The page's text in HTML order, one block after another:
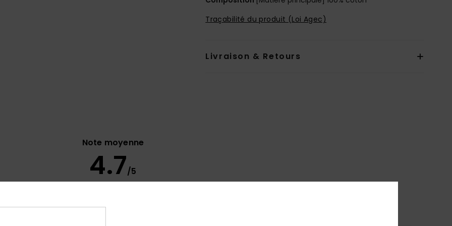
Traçabilité du produit (Loi Agec)
Livraison & Retours
Note moyenne
4.7/5